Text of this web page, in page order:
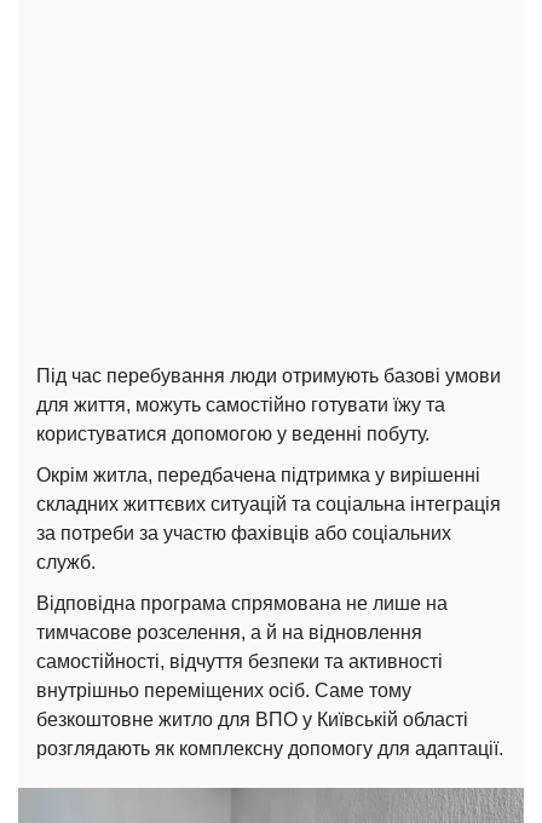
Під час перебування люди отримують базові умови
для життя, можуть самостійно готувати їжу та
користуватися допомогою у веденні побуту.
Окрім житла, передбачена підтримка у вирішенні
складних життєвих ситуацій та соціальна інтеграція
за потреби за участю фахівців або соціальних
служб.
Відповідна програма спрямована не лише на
тимчасове розселення, а й на відновлення
самостійності, відчуття безпеки та активності
внутрішньо переміщених осіб. Саме тому
безкоштовне житло для ВПО у Київській області
розглядають як комплексну допомогу для адаптації.